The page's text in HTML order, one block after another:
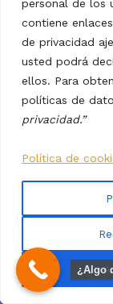
personal de los
contiene
de privacidad
usted podrá
ellos. Para
políticas de
privacidad.”
Política de
*
¿Algo